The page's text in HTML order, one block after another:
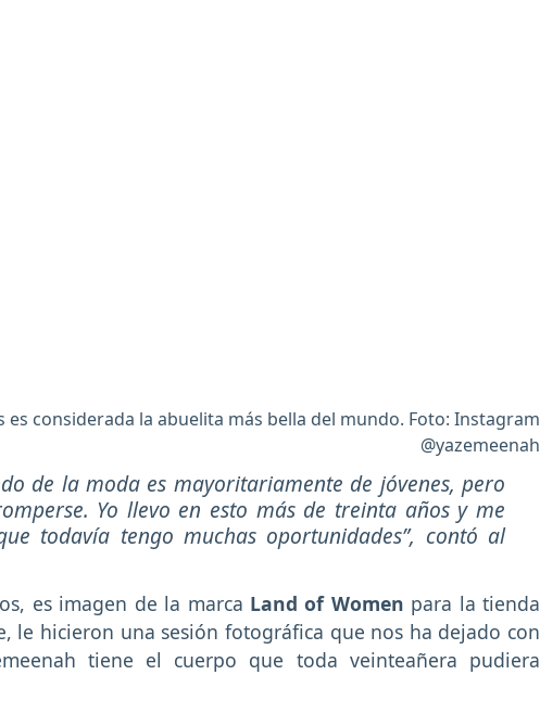
es considerada la abuelita más bella del mundo. Foto: Instagram
@yazemeenah
de la moda es mayoritariamente de jóvenes, pero
Yo llevo en esto más de treinta años y me
todavía tengo muchas oportunidades”, contó al
es imagen de la marca Land of Women para la tienda
le hicieron una sesión fotográfica que nos ha dejado con
tiene el cuerpo que toda veinteañera pudiera